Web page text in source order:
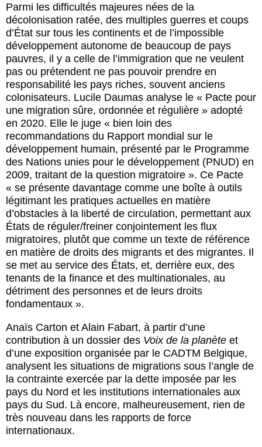
Parmi les difficultés majeures nées de la
décolonisation ratée, des multiples guerres et coups
d’État sur tous les continents et de l’impossible
développement autonome de beaucoup de pays
pauvres, il y a celle de l’immigration que ne veulent
pas ou prétendent ne pas pouvoir prendre en
responsabilité les pays riches, souvent anciens
colonisateurs. Lucile Daumas analyse le « Pacte pour
une migration sûre, ordonnée et régulière » adopté
en 2020. Elle le juge « bien loin des
recommandations du Rapport mondial sur le
développement humain, présenté par le Programme
des Nations unies pour le développement (PNUD) en
2009, traitant de la question migratoire ». Ce Pacte
« se présente davantage comme une boîte à outils
légitimant les pratiques actuelles en matière
d’obstacles à la liberté de circulation, permettant aux
États de réguler/freiner conjointement les flux
migratoires, plutôt que comme un texte de référence
en matière de droits des migrants et des migrantes. Il
se met au service des États, et, derrière eux, des
tenants de la finance et des multinationales, au
détriment des personnes et de leurs droits
fondamentaux ».
Anaïs Carton et Alain Fabart, à partir d’une
contribution à un dossier des Voix de la planète et
d’une exposition organisée par le CADTM Belgique,
analysent les situations de migrations sous l’angle de
la contrainte exercée par la dette imposée par les
pays du Nord et les institutions internationales aux
pays du Sud. Là encore, malheureusement, rien de
très nouveau dans les rapports de force
internationaux.